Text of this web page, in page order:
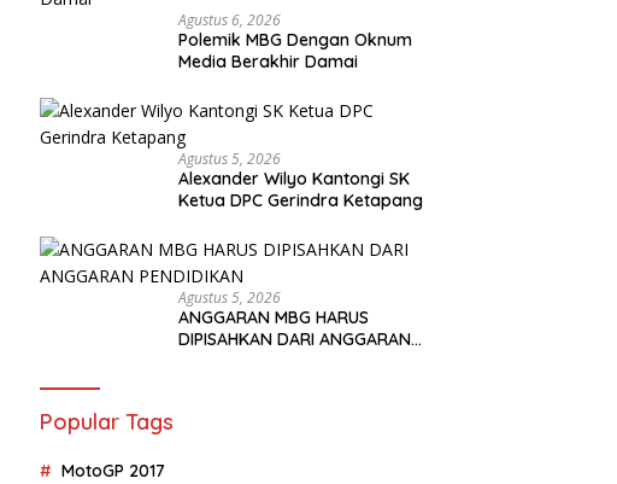
Agustus 6, 2026
Polemik MBG Dengan Oknum
Media Berakhir Damai
Agustus 5, 2026
Alexander Wilyo Kantongi SK
Ketua DPC Gerindra Ketapang
Agustus 5, 2026
ANGGARAN MBG HARUS
DIPISAHKAN DARI ANGGARAN
Popular Tags
MotoGP 2017